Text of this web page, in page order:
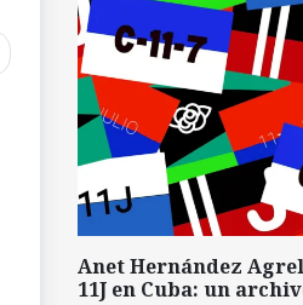
Anet Hernández
11J en Cuba: un